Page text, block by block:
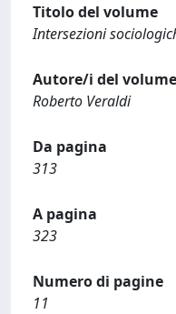
Titolo del volume
Intersezioni
Autore/i del volume
Roberto Veraldi
Da pagina
313
A pagina
323
Numero di pagine
11